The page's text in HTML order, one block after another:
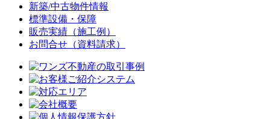
新築/中古物件情報
標準設備・保障
販売実績（施工例）
お問合せ（資料請求）